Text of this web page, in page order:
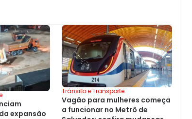
expansão
Trânsito e Transporte
Vagão para mulheres começa
a funcionar no Metrô de